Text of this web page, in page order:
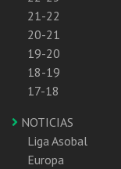
21-22
20-21
19-20
18-19
17-18
NOTICIAS
Liga Asobal
Europa